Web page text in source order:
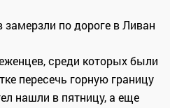
среди которых были
пересечь горную границу
нашли в пятницу, а еще